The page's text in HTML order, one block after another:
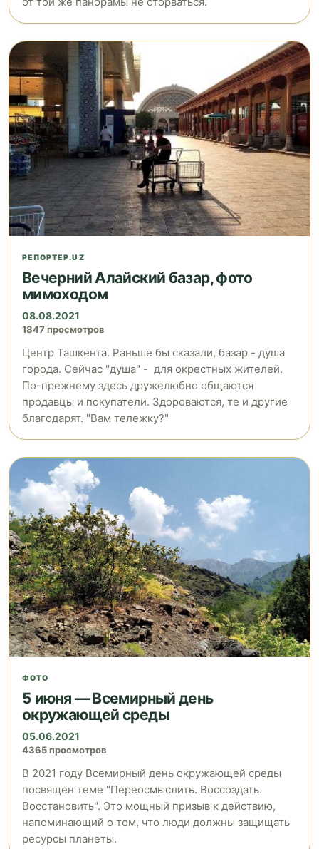
РЕПОРТЕР.UZ
Вечерний Алайский базар, фото
мимоходом
08.08.2021
1847 просмотров
Центр Ташкента. Раньше бы сказали, базар - душа
города. Сейчас "душа" - для окрестных жителей.
По-прежнему здесь дружелюбно общаются
продавцы и покупатели. Здороваются, те и другие
благодарят. "Вам тележку?"
ФОТО
5 июня — Всемирный день
окружающей среды
05.06.2021
4365 просмотров
В 2021 году Всемирный день окружающей среды
посвящен теме "Переосмыслить. Воссоздать.
Восстановить". Это мощный призыв к действию,
напоминающий о том, что люди должны защищать
ресурсы планеты.